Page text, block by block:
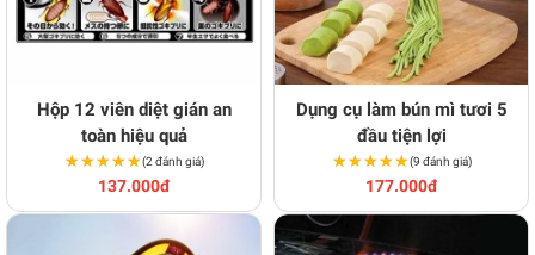
Hộp 12 viên diệt gián an
toàn hiệu quả
★★★★★
★★★★★(2 đánh giá)
137.000đ
Dụng cụ làm bún mì tươi 5
đầu tiện lợi
★★★★★
★★★★★(9 đánh giá)
177.000đ